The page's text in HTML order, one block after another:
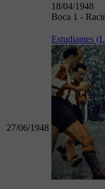
18/04/1948
Boca 1 -
27/06/1948
Estudiantes